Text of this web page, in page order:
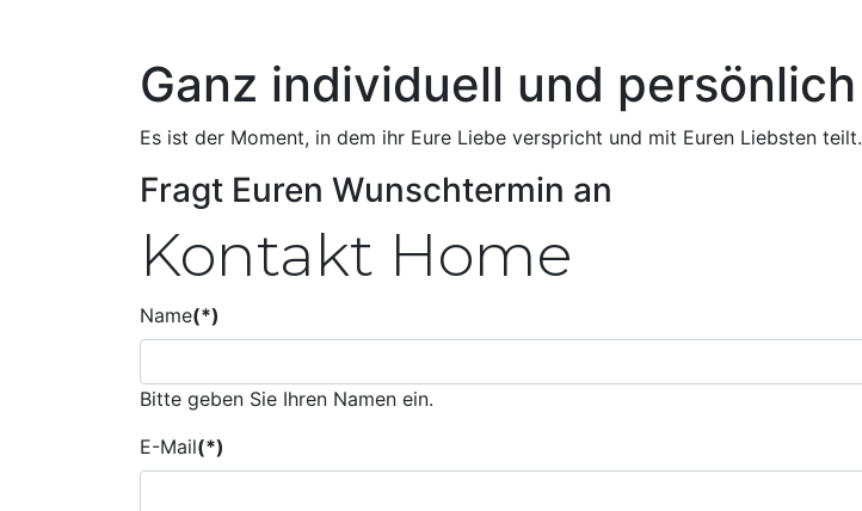
Ganz individuell und persönlich
Es ist der Moment, in dem ihr Eure Liebe verspricht und mit Euren Liebsten teilt.
Fragt Euren Wunschtermin an
Kontakt Home
Name(*)
Bitte geben Sie Ihren Namen ein.
E-Mail(*)